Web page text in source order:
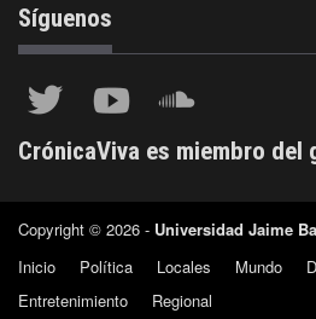
Síguenos
CrónicaViva es miembro del
Copyright © 2026 - Universidad Jaime
Inicio
Política Locales Mundo
Entretenimiento
Regional